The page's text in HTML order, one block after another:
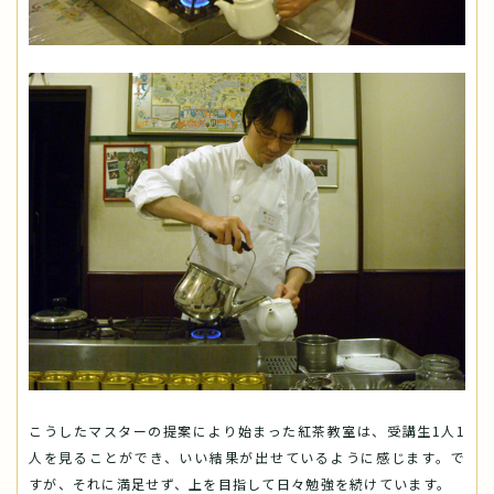
こうしたマスターの提案により始まった紅茶教室は、受講生1人1
人を見ることができ、いい結果が出せているように感じます。で
すが、それに満足せず、上を目指して日々勉強を続けています。